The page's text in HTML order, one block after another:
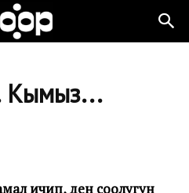
Кымыз...
ичип, ден соолугун